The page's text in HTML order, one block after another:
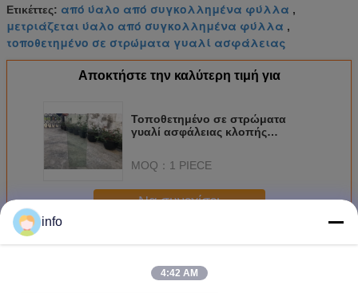
Ετικέττες: από ύαλο από συγκολλημένα φύλλα ,
μετριάζεται ύαλο από συγκολλημένα φύλλα ,
τοποθετημένο σε στρώματα γυαλί ασφάλειας
Αποκτήστε την καλύτερη τιμή για
Τοποθετημένο σε στρώματα
γυαλί ασφάλειας κλοπής
MOQ： 1 PIECE
Να συνεχίσει
ΠερισσότεροιΎαλος ασφαλείας
info
4:42 AM